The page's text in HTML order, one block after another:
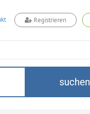
Registrieren
suchen